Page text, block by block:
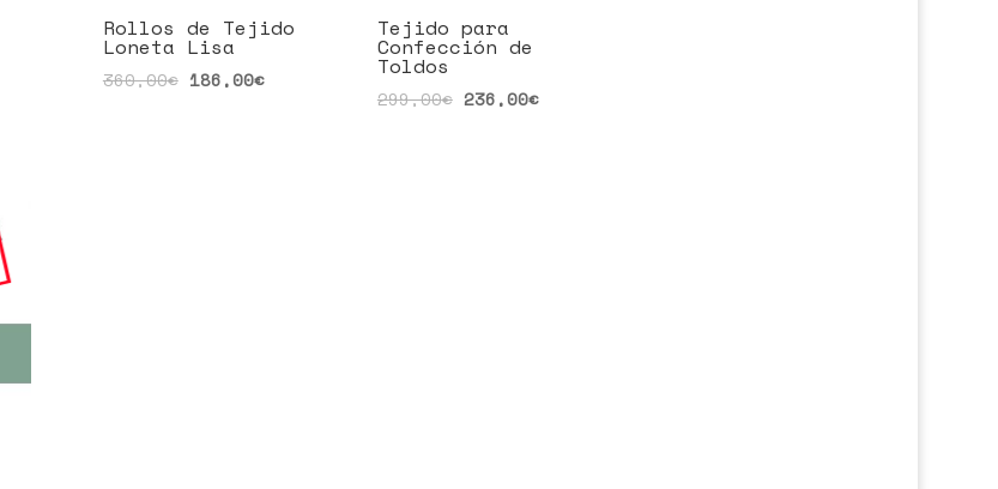
Rollos de Tejido
Loneta Lisa
360,00€ 186,00€
Tejido para
Confección de
Toldos
299,00€ 236,00€